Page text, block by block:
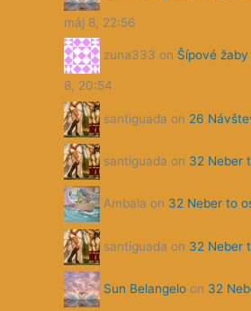
máj 8, 22:56
zuna333 on Šípové
8, 20:54
santiguada on 26
santiguada on 32 Neber
Ambala on 32 Neber to
santiguada on 32 Neber
Sun Belangelo on 32